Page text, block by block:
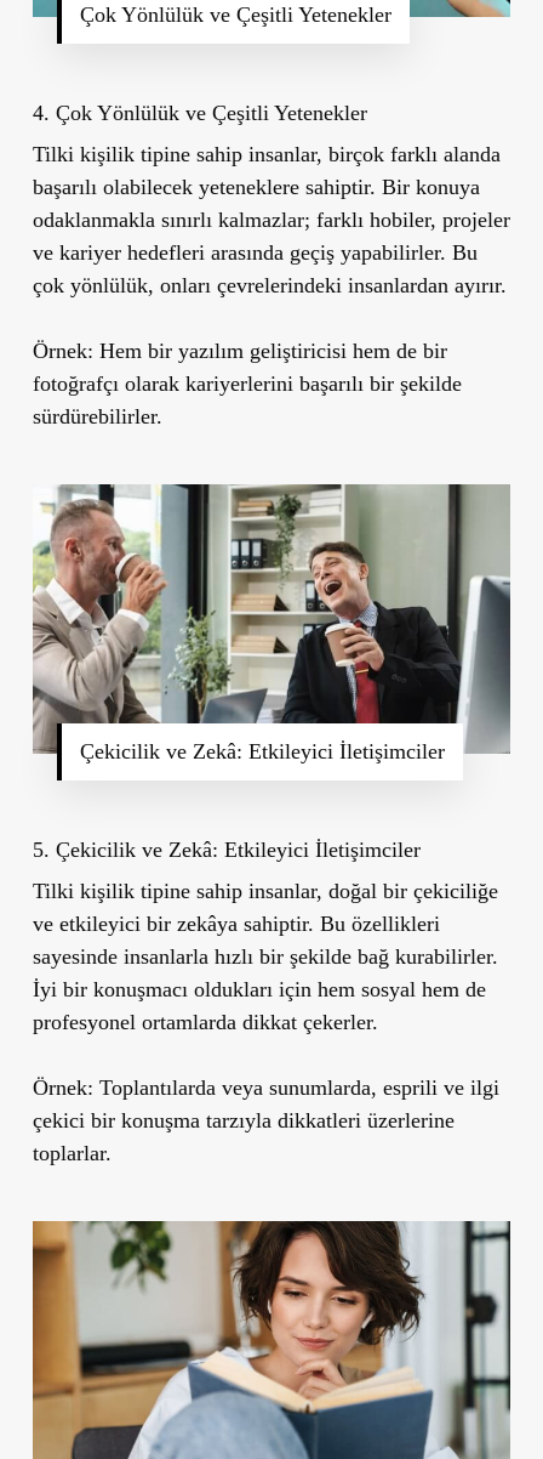
Çok Yönlülük ve Çeşitli Yetenekler
4. Çok Yönlülük ve Çeşitli Yetenekler
Tilki kişilik tipine sahip insanlar, birçok farklı alanda
başarılı olabilecek yeteneklere sahiptir. Bir konuya
odaklanmakla sınırlı kalmazlar; farklı hobiler, projeler
ve kariyer hedefleri arasında geçiş yapabilirler. Bu
çok yönlülük, onları çevrelerindeki insanlardan ayırır.
Örnek: Hem bir yazılım geliştiricisi hem de bir
fotoğrafçı olarak kariyerlerini başarılı bir şekilde
sürdürebilirler.
Çekicilik ve Zekâ: Etkileyici İletişimciler
5. Çekicilik ve Zekâ: Etkileyici İletişimciler
Tilki kişilik tipine sahip insanlar, doğal bir çekiciliğe
ve etkileyici bir zekâya sahiptir. Bu özellikleri
sayesinde insanlarla hızlı bir şekilde bağ kurabilirler.
İyi bir konuşmacı oldukları için hem sosyal hem de
profesyonel ortamlarda dikkat çekerler.
Örnek: Toplantılarda veya sunumlarda, esprili ve ilgi
çekici bir konuşma tarzıyla dikkatleri üzerlerine
toplarlar.